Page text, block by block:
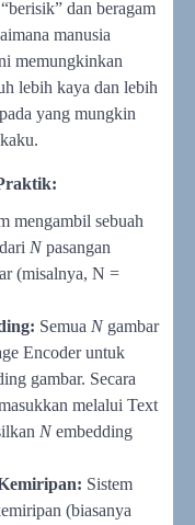
dan beragam
manusia
memungkinkan
lebih kaya dan lebih
yang mungkin
mengambil sebuah
Npasangan
(misalnya, N =
Semua Ngambar
Encoder untuk
gambar. Secara
melalui Text
Nembedding
Sistem
(biasanya